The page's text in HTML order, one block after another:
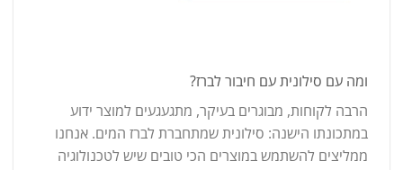
ומה עם סילונית עם חיבור לברז?
הרבה לקוחות, מבוגרים בעיקר, מתגעגעים למוצר ידוע
במתכונתו הישנה: סילונית שמתחברת לברז המים. אנחנו
ממליצים להשתמש במוצרים הכי טובים שיש לטכנולוגיה